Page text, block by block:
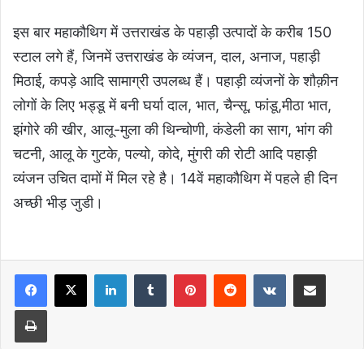
इस बार महाकौथिग में उत्तराखंड के पहाड़ी उत्पादों के करीब 150
स्टाल लगे हैं, जिनमें उत्तराखंड के व्यंजन, दाल, अनाज, पहाड़ी
मिठाई, कपड़े आदि सामाग्री उपलब्ध हैं। पहाड़ी व्यंजनों के शौक़ीन
लोगों के लिए भड्डू में बनी घर्या दाल, भात, चैन्सू, फांडू,मीठा भात,
झंगोरे की खीर, आलू-मुला की थिन्चोणी, कंडेली का साग, भांग की
चटनी, आलू के गुटके, पल्यो, कोदे, मुंगरी की रोटी आदि पहाड़ी
व्यंजन उचित दामों में मिल रहे है। 14वें महाकौथिग में पहले ही दिन
अच्छी भीड़ जुडी।